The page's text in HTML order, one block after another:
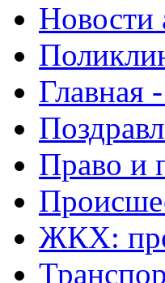
Новости
Главная
Право и
ЖКХ: